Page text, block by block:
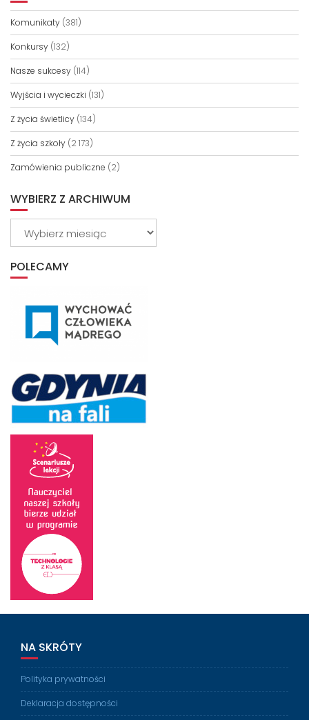
Komunikaty (381)
Konkursy (132)
Nasze sukcesy (114)
Wyjścia i wycieczki (131)
Z życia świetlicy (134)
Z życia szkoły (2 173)
Zamówienia publiczne (2)
WYBIERZ Z ARCHIWUM
POLECAMY
NA SKRÓTY
Polityka prywatności
Deklaracja dostępności